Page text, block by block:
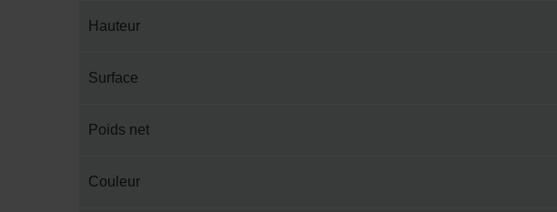
Hauteur
Surface
Poids net
Couleur